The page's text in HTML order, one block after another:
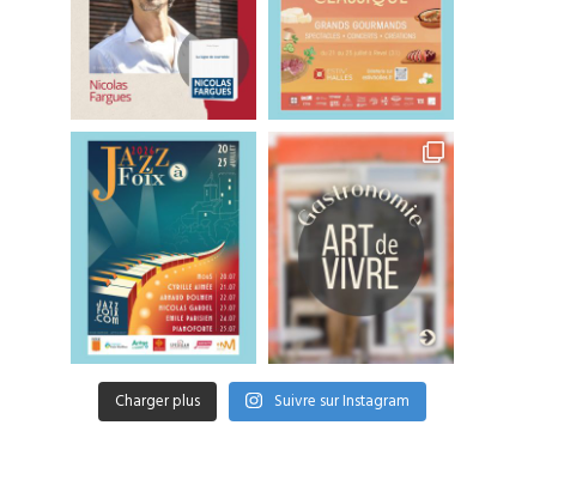
Charger plus Suivre sur Instagram